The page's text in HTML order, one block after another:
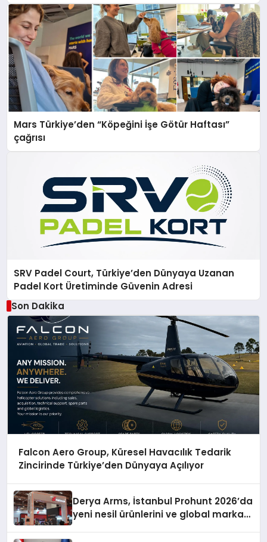
Mars Türkiye’den “Köpeğini İşe Götür Haftası”
çağrısı
SRV Padel Court, Türkiye’den Dünyaya Uzanan
Padel Kort Üretiminde Güvenin Adresi
Son Dakika
Falcon Aero Group, Küresel Havacılık Tedarik
Zincirinde Türkiye’den Dünyaya Açılıyor
Derya Arms, İstanbul Prohunt 2026’da
yeni nesil ürünlerini ve global marka